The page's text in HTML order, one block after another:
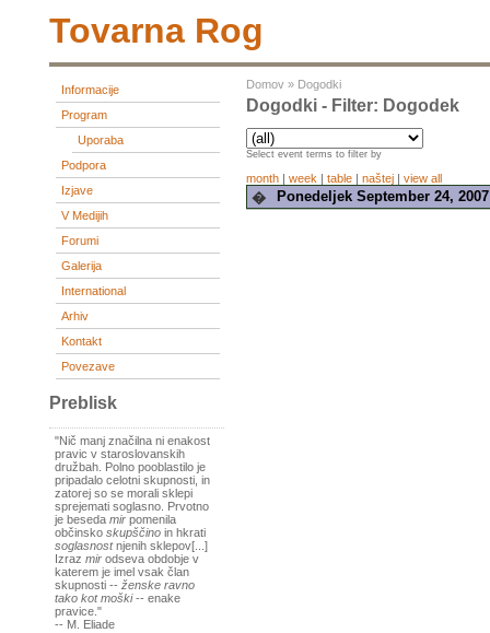
Tovarna Rog
Informacije
Program
Uporaba
Podpora
Izjave
V Medijih
Forumi
Galerija
International
Arhiv
Kontakt
Povezave
Preblisk
"Nič manj značilna ni enakost
pravic v staroslovanskih
družbah. Polno pooblastilo je
pripadalo celotni skupnosti, in
zatorej so se morali sklepi
sprejemati soglasno. Prvotno
je beseda mir pomenila
občinsko skupščino in hkrati
soglasnostnjenih sklepov[...]
Izraz mir odseva obdobje v
katerem je imel vsak član
skupnosti -- ženske ravno
tako kot moški-- enake
pravice."
-- M. Eliade
Domov » Dogodki
Dogodki - Filter: Dogodek
Select event terms to filter by
month | week | table | naštej | view all
� Ponedeljek September 24, 2007